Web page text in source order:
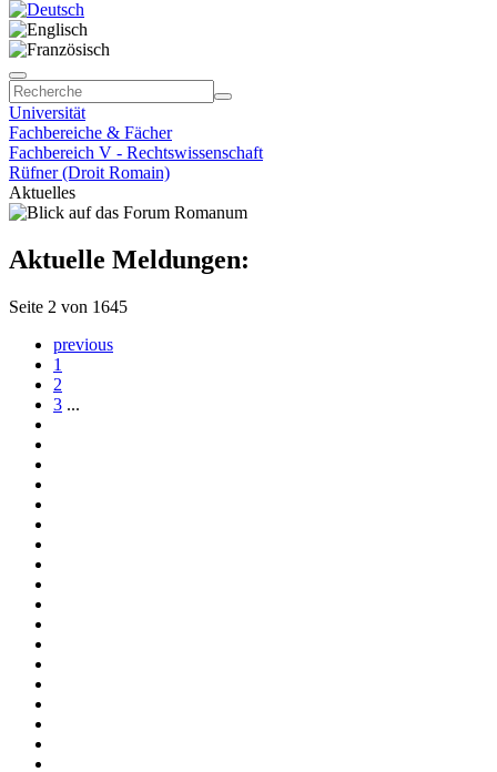
Universität
Fachbereiche & Fächer
Fachbereich V - Rechtswissenschaft
Rüfner (Droit Romain)
Aktuelles
Aktuelle Meldungen:
Seite 2 von 1645
previous
1
2
3 ...